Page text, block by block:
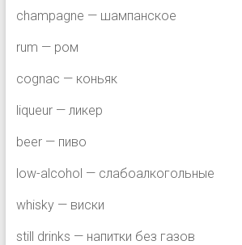
champagne — шампанское
rum — ром
cognac — коньяк
liqueur — ликер
beer — пиво
low-alcohol — слабоалкогольные
whisky — виски
still drinks — напитки без газов